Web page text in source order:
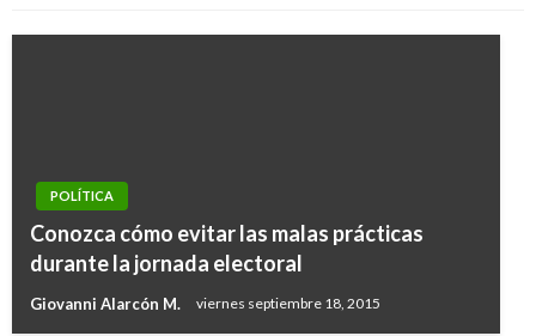
POLÍTICA
Conozca cómo evitar las malas prácticas
durante la jornada electoral
Giovanni Alarcón M. viernes septiembre 18, 2015